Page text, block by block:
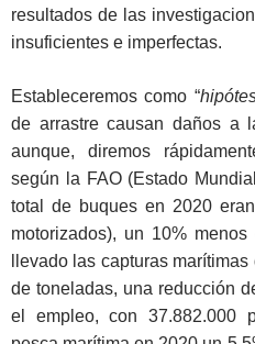
resultados de las
insuficientes e imperfectas.
Estableceremos como “
de arrastre causan daños a
aunque, diremos
según la FAO (Estado
total de buques en 2020
motorizados), un 10%
llevado las capturas
de toneladas, una reducción
el empleo, con 37.882.000